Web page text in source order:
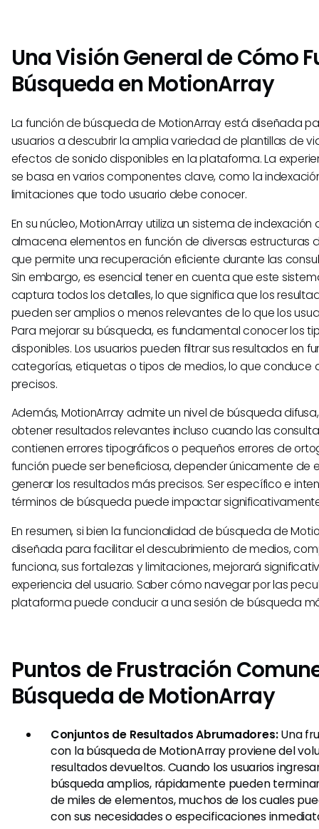
Una Visión General de Cómo
Búsqueda en MotionArray
La función de búsqueda de MotionArray está diseñada
usuarios a descubrir la amplia variedad de plantillas de
efectos de sonido disponibles en la plataforma. La
se basa en varios componentes clave, como la
limitaciones que todo usuario debe conocer.
En su núcleo, MotionArray utiliza un sistema de
almacena elementos en función de diversas estructuras
que permite una recuperación eficiente durante las
Sin embargo, es esencial tener en cuenta que este
captura todos los detalles, lo que significa que los
pueden ser amplios o menos relevantes de lo que los
Para mejorar su búsqueda, es fundamental conocer los
disponibles. Los usuarios pueden filtrar sus resultados en
categorías, etiquetas o tipos de medios, lo que conduce
precisos.
Además, MotionArray admite un nivel de búsqueda
obtener resultados relevantes incluso cuando las
contienen errores tipográficos o pequeños errores de
función puede ser beneficiosa, depender únicamente de
generar los resultados más precisos. Ser específico e
términos de búsqueda puede impactar
En resumen, si bien la funcionalidad de búsqueda de
diseñada para facilitar el descubrimiento de medios,
funciona, sus fortalezas y limitaciones, mejorará
experiencia del usuario. Saber cómo navegar por las
plataforma puede conducir a una sesión de búsqueda
Puntos de Frustración
Búsqueda de MotionArray
Conjuntos de Resultados Abrumadores:Una
con la búsqueda de MotionArray proviene del
resultados devueltos. Cuando los usuarios
búsqueda amplios, rápidamente pueden
de miles de elementos, muchos de los cuales
con sus necesidades o especificaciones